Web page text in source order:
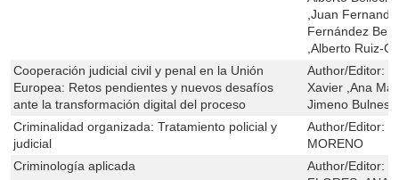
,Juan
Fernández
,Alberto Ruiz-
Cooperación judicial civil y penal en la Unión
Europea: Retos pendientes y nuevos desafíos
ante la transformación digital del proceso
Author/Editor:
Xavier ,Ana
Jimeno Bulnes
Criminalidad organizada: Tratamiento policial y
judicial
Author/Editor:
MORENO
Criminología aplicada
Author/Editor: